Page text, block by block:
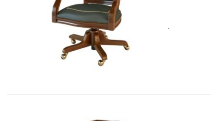
Art&Moble 01002 Кресло вращающе...
5 575,71 €